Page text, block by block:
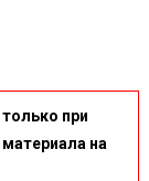
при
на